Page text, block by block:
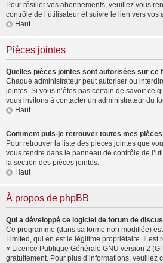
Pour résilier vos abonnements, veuillez vous
contrôle de l’utilisateur et suivre le lien vers vos
Haut
Pièces jointes
Quelles pièces jointes sont autorisées sur ce
Chaque administrateur peut autoriser ou
jointes. Si vous n’êtes pas certain de savoir ce
vous invitons à contacter un administrateur du
Haut
Comment puis-je retrouver toutes mes
Pour retrouver la liste des pièces jointes que
vous rendre dans le panneau de contrôle de
la section des pièces jointes.
Haut
À propos de phpBB
Qui a développé ce logiciel de forum de
Ce programme (dans sa forme non modifiée)
Limited , qui en est le légitime propriétaire. Il est
« Licence Publique Générale GNU version 2
gratuitement. Pour plus d’informations, veuillez